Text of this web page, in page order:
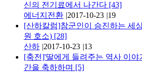
신의 전기료에서 나간다 [43]
에너지전환 |2017-10-23 |19
[산하칼럼]참군인이 승진하는 세
원 호소) [28]
산하 |2017-10-23 |13
[축전]'딸에게 들려주는 역사 이야
간을 축하하며 [5]